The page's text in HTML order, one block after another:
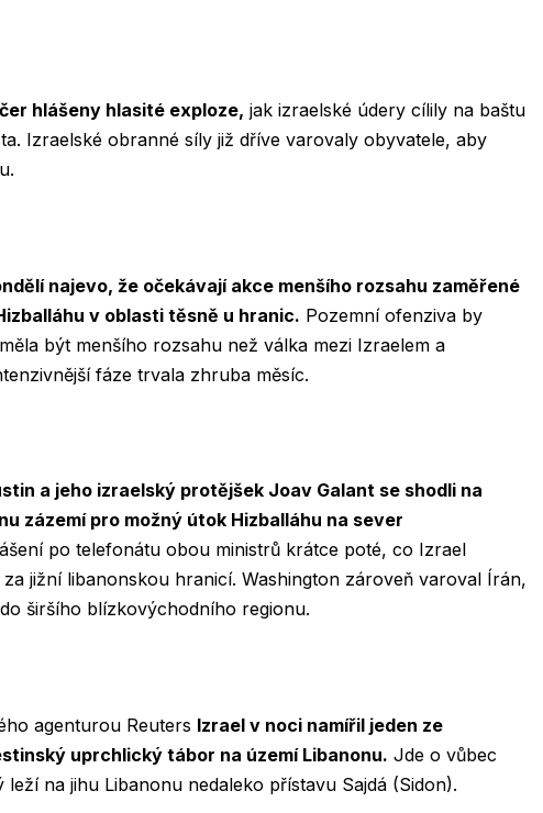
hlášeny hlasité exploze, jak izraelské údery cílily na baštu
Izraelské obranné síly již dříve varovaly obyvatele, aby
najevo, že očekávají akce menšího rozsahu zaměřené
v oblasti těsně u hranic. Pozemní ofenziva by
být menšího rozsahu než válka mezi Izraelem a
fáze trvala zhruba měsíc.
a jeho izraelský protějšek Joav Galant se shodli na
zázemí pro možný útok Hizballáhu na sever
po telefonátu obou ministrů krátce poté, co Izrael
jižní libanonskou hranicí. Washington zároveň varoval Írán,
širšího blízkovýchodního regionu.
agenturou Reuters Izrael v noci namířil jeden ze
uprchlický tábor na území Libanonu. Jde o vůbec
na jihu Libanonu nedaleko přístavu Sajdá (Sidon).